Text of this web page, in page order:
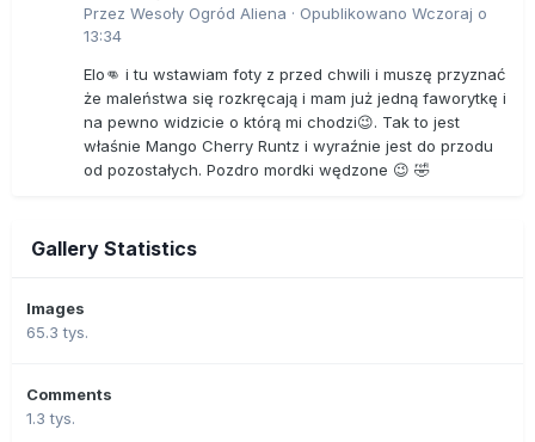
Przez Wesoły Ogród Aliena · Opublikowano Wczoraj o
13:34
Elo👊 i tu wstawiam foty z przed chwili i muszę przyznać
że maleństwa się rozkręcają i mam już jedną faworytkę i
na pewno widzicie o którą mi chodzi😉. Tak to jest
właśnie Mango Cherry Runtz i wyraźnie jest do przodu
od pozostałych. Pozdro mordki wędzone 😉 🤣
Gallery Statistics
Images
65.3 tys.
Comments
1.3 tys.